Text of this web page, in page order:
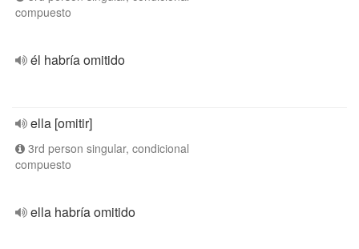
compuesto
él habría omitido
ella [omitir]
3rd person singular, condicional
compuesto
ella habría omitido